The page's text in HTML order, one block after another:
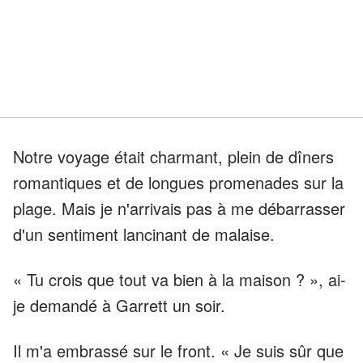
Notre voyage était charmant, plein de dîners
romantiques et de longues promenades sur la
plage. Mais je n'arrivais pas à me débarrasser
d'un sentiment lancinant de malaise.
« Tu crois que tout va bien à la maison ? », ai-
je demandé à Garrett un soir.
Il m'a embrassé sur le front. « Je suis sûr que